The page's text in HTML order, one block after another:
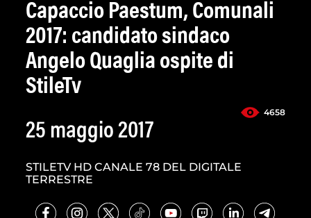
Capaccio Paestum, Comunali
2017: candidato sindaco
Angelo Quaglia ospite di
StileTv
4658
25 maggio 2017
STILETV HD CANALE 78 DEL DIGITALE
TERRESTRE